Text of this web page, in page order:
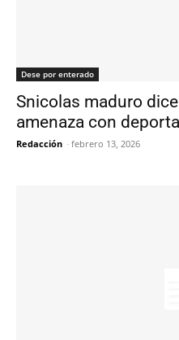
Dese por enterado
Snicolas maduro
amenaza con
Redacción - febrero 13, 2026